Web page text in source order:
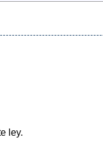
ley.